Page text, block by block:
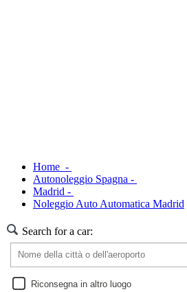
Home -
Autonoleggio Spagna -
Madrid -
Noleggio Auto Automatica Madrid
Search for a car:
Riconsegna in altro luogo